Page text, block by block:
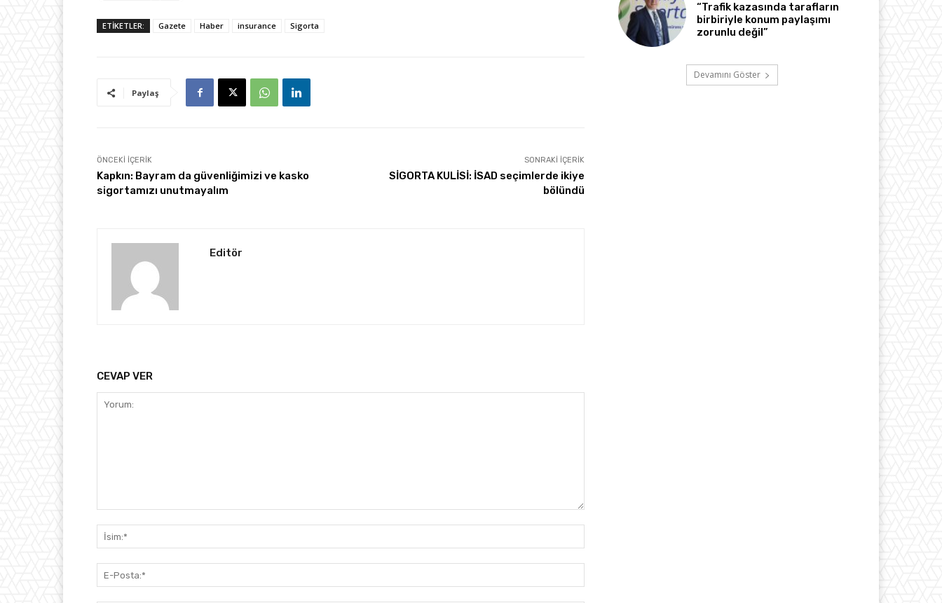
ETİKETLER: Gazete Haber insurance Sigorta
Paylaş
ÖNCEKI İÇERIK
Kapkın: Bayram da güvenliğimizi ve kasko
sigortamızı unutmayalım
SONRAKI İÇERIK
SİGORTA KULİSİ: İSAD seçimlerde ikiye
bölündü
Editör
CEVAP VER
Posta:*
“Trafik kazasında tarafların
birbiriyle konum paylaşımı
zorunlu değil”
Devamını Göster